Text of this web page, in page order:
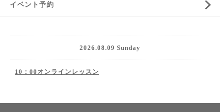
イベント予約
2026.08.09 Sunday
10：00オンラインレッスン